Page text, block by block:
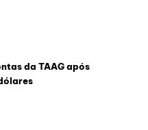
da TAAG após